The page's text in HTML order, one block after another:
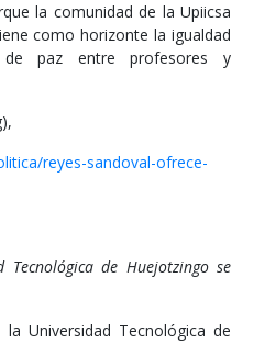
la comunidad de la Upiicsa
como horizonte la igualdad
paz entre profesores y
reyes-sandoval-ofrece-
de Huejotzingo se
Universidad Tecnológica de